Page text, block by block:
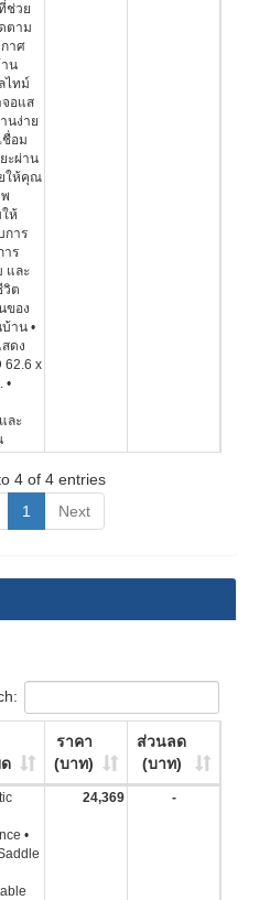
ช่วย
ตาม
าศ
น
ไทม์
อแส
นง่าย
ชื่อม
ะผ่าน
ให้คุณ
ห้
การ
าร
และ
ต
ของ
าน •
ดง
62.6 x
•
ละ
4 of 4 entries
1 Next
ราคา
(บาท)
ส่วนลด
(บาท)
•
24,369 -